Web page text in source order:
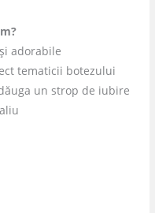
adorabile
tematicii botezului
un strop de iubire